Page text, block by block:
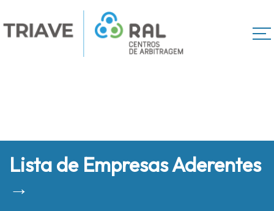
Lista de Empresas Aderentes
→